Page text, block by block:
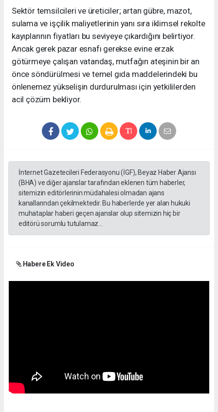
Sektör temsilcileri ve üreticiler; artan gübre, mazot,
sulama ve işçilik maliyetlerinin yanı sıra iklimsel rekolte
kayıplarının fiyatları bu seviyeye çıkardığını belirtiyor.
Ancak gerek pazar esnafı gerekse evine erzak
götürmeye çalışan vatandaş, mutfağın ateşinin bir an
önce söndürülmesi ve temel gıda maddelerindeki bu
önlenemez yükselişin durdurulması için yetkililerden
acil çözüm bekliyor.
İnternet Gazetecileri Federasyonu (İGF), Beyaz Haber Ajansı
(BHA) ve diğer ajanslar tarafından eklenen tüm haberler,
sitemizin editörlerinin müdahalesi olmadan ajans
kanallarından çekilmektedir. Bu haberlerde yer alan hukuki
muhataplar haberi geçen ajanslar olup sitemizin hiç bir
editörü sorumlu tutulamaz...
Habere Ek Video